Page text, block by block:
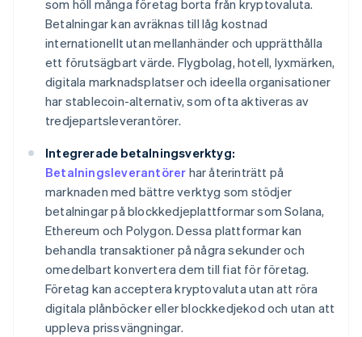
som höll många företag borta från kryptovaluta.
Betalningar kan avräknas till låg kostnad
internationellt utan mellanhänder och upprätthålla
ett förutsägbart värde. Flygbolag, hotell, lyxmärken,
digitala marknadsplatser och ideella organisationer
har stablecoin-alternativ, som ofta aktiveras av
tredjepartsleverantörer.
Integrerade betalningsverktyg:
Betalningsleverantörer har återinträtt på
marknaden med bättre verktyg som stödjer
betalningar på blockkedjeplattformar som Solana,
Ethereum och Polygon. Dessa plattformar kan
behandla transaktioner på några sekunder och
omedelbart konvertera dem till fiat för företag.
Företag kan acceptera kryptovaluta utan att röra
digitala plånböcker eller blockkedjekod och utan att
uppleva prissvängningar.